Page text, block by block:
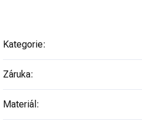
Kategorie:
Záruka:
Materiál :